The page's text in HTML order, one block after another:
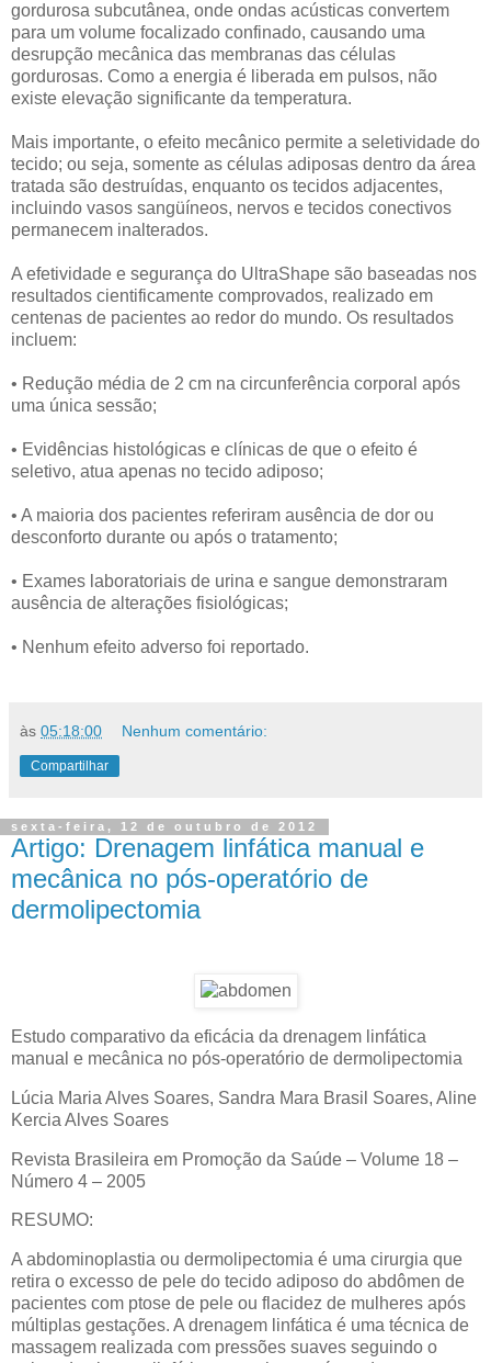
gordurosa subcutânea, onde ondas acústicas convertem
para um volume focalizado confinado, causando uma
desrupção mecânica das membranas das células
gordurosas. Como a energia é liberada em pulsos, não
existe elevação significante da temperatura.
Mais importante, o efeito mecânico permite a seletividade do
tecido; ou seja, somente as células adiposas dentro da área
tratada são destruídas, enquanto os tecidos adjacentes,
incluindo vasos sangüíneos, nervos e tecidos conectivos
permanecem inalterados.
A efetividade e segurança do UltraShape são baseadas nos
resultados cientificamente comprovados, realizado em
centenas de pacientes ao redor do mundo. Os resultados
incluem:
• Redução média de 2 cm na circunferência corporal após
uma única sessão;
• Evidências histológicas e clínicas de que o efeito é
seletivo, atua apenas no tecido adiposo;
• A maioria dos pacientes referiram ausência de dor ou
desconforto durante ou após o tratamento;
• Exames laboratoriais de urina e sangue demonstraram
ausência de alterações fisiológicas;
• Nenhum efeito adverso foi reportado.
às 05:18:00 Nenhum comentário:
Compartilhar
sexta-feira, 12 de outubro de 2012
Artigo: Drenagem linfática manual e
mecânica no pós-operatório de
dermolipectomia
Estudo comparativo da eficácia da drenagem linfática
manual e mecânica no pós-operatório de dermolipectomia
Lúcia Maria Alves Soares, Sandra Mara Brasil Soares, Aline
Kercia Alves Soares
Revista Brasileira em Promoção da Saúde – Volume 18 –
Número 4 – 2005
RESUMO:
A abdominoplastia ou dermolipectomia é uma cirurgia que
retira o excesso de pele do tecido adiposo do abdômen de
pacientes com ptose de pele ou flacidez de mulheres após
múltiplas gestações. A drenagem linfática é uma técnica de
massagem realizada com pressões suaves seguindo o